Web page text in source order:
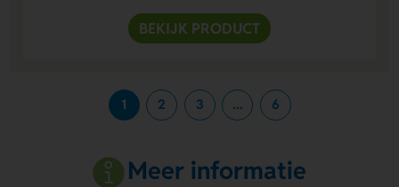
BEKIJK PRODUCT
1 2 3 ... 6
Meer informatie